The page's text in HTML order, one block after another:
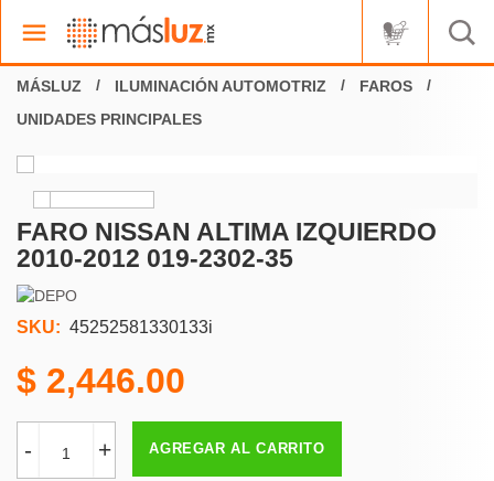
ILUMINACIÓN AUTOMOTRIZ
FAROS
UNIDADES PRINCIPALES
FARO NISSAN ALTIMA IZQUIERDO
2010-2012 019-2302-35
SKU: 45252581330133i
2,446.00
- + AGREGAR AL CARRITO